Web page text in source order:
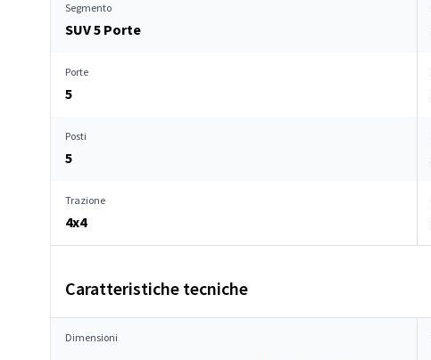
Segmento
SUV 5 Porte
Porte
5
Posti
5
Trazione
4x4
Caratteristiche tecniche
Dimensioni